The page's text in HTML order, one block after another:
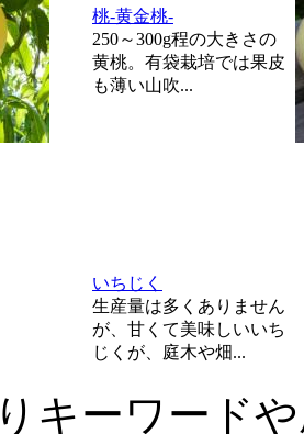
桃-黄金桃-
250～300g程の大きさの
黄桃。有袋栽培では果皮
も薄い山吹...
いちじく
生産量は多くありません
が、甘くて美味しいいち
じくが、庭木や畑...
キーワード